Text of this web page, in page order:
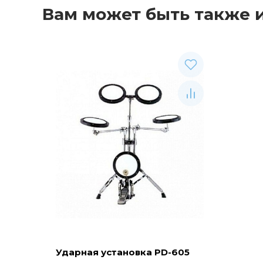
Вам может быть также
Ударная установка PD-605